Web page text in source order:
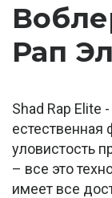
Рап
Shad Rap Elite
естественная
уловистость
– все это
имеет все